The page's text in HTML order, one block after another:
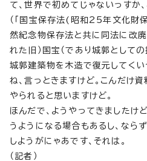
て、世界で初めてじゃないっすか
（「国宝保存法(昭和25年文化財
然紀念物保存法と共に同法に改
れた旧）国宝（であり城郭として
城郭建築物を木造で復元してくい
ね、言っときますけど。こんだけ
やられると思いますけど。
ほんだで、ようやってきましたけ
うようになる場合もあるし、なら
しようがにゃあです、それは。
（記者）